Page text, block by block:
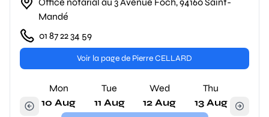
Mandé
01 87 22 34 59
Voir la page de Pierre CELLARD
Mon
10 Aug
Tue
11 Aug
Wed
12 Aug
Thu
13 Aug